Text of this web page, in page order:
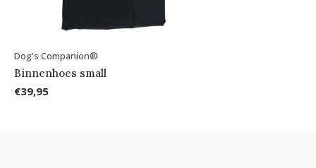
Dog's Companion®
Binnenhoes small
€39,95